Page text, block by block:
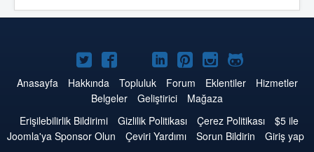
Twitter'da
Joomla
Facebook'da
Joomla
YouTube'da
Joomla
LinkedIn'de
Joomla
Pinterest'de
Joomla
Instagram'da
Joomla
GitHub'da
Joomla
Anasayfa Hakkında Topluluk Forum Eklentiler
Hizmetler
Belgeler
Geliştirici
Mağaza
Erişilebilirlik Bildirimi
Gizlilik Politikası Çerez Politikası
$5 ile
Joomla'ya Sponsor Olun
Çeviri Yardımı Sorun Bildirin
Giriş yap